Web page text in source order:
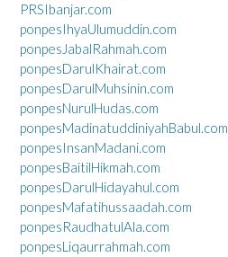
PRSIbanjar.com
ponpesIhyaUlumuddin.com
ponpesJabalRahmah.com
ponpesDarulKhairat.com
ponpesDarulMuhsinin.com
ponpesNurulHudas.com
ponpesMadinatuddiniyahBabul.com
ponpesInsanMadani.com
ponpesBaitilHikmah.com
ponpesDarulHidayahul.com
ponpesMafatihussaadah.com
ponpesRaudhatulAla.com
ponpesLiqaurrahmah.com